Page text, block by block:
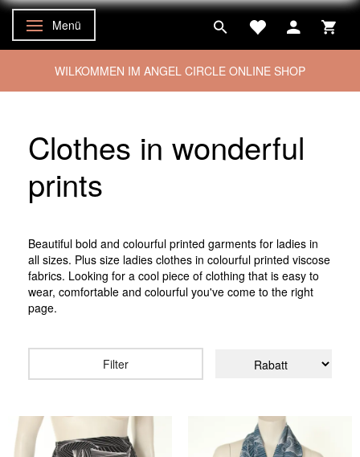
Anzeige ändern
Menü
WILKOMMEN IM ANGEL CIRCLE ONLINE SHOP
Clothes in wonderful
prints
Beautiful bold and colourful printed garments for ladies in
all sizes. Plus size ladies clothes in colourful printed viscose
fabrics. Looking for a cool piece of clothing that is easy to
wear, comfortable and colourful you've come to the right
page.
Filter